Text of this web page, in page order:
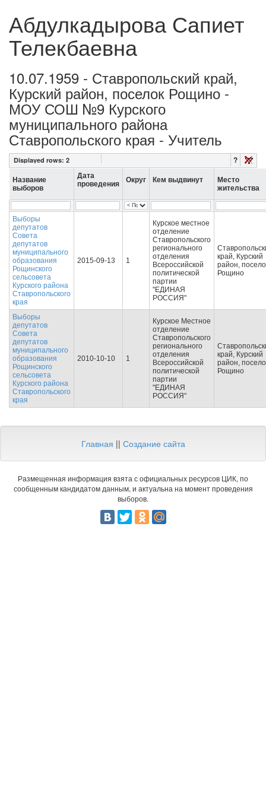
Абдулкадырова Сапиет
Телекбаевна
10.07.1959 - Ставропольский край,
Курский район, поселок Рощино -
МОУ СОШ №9 Курского
муниципального района
Ставропольского края - Учитель
Displayed rows: 2 ?
Название
выборов
Дата
проведения
Округ Кем выдвинут
Место
жительства
Выборы
депутатов
Совета
депутатов
муниципального
образования
Рощинского
сельсовета
Курского района
Ставропольского
края
2015-09-13 1
Курское местное
отделение
Ставропольского
регионального
отделения
Всероссийской
политической
партии
"ЕДИНАЯ
РОССИЯ"
край, Курский
район,
Рощино
Выборы
депутатов
Совета
депутатов
муниципального
образования
Рощинского
сельсовета
Курского района
Ставропольского
края
2010-10-10 1
Курское Местное
отделение
Ставропольского
регионального
отделения
Всероссийской
политической
партии
"ЕДИНАЯ
РОССИЯ"
край, Курский
район,
Рощино
Главная || Создание сайта
Размещенная информация взята с официальных ресурсов ЦИК, по
сообщенным кандидатом данным, и актуальна на момент проведения
выборов.